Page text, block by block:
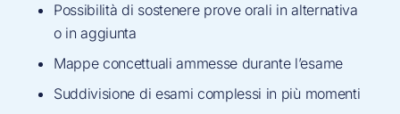
Possibilità di sostenere prove orali in alternativa
o in aggiunta
Mappe concettuali ammesse durante l’esame
Suddivisione di esami complessi in più momenti